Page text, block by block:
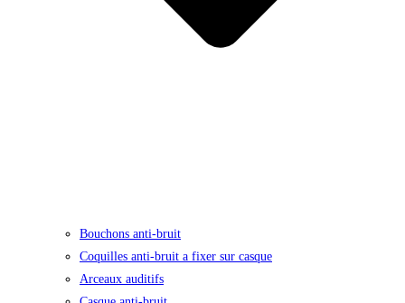
Bouchons anti-bruit
Coquilles anti-bruit a fixer sur casque
Arceaux auditifs